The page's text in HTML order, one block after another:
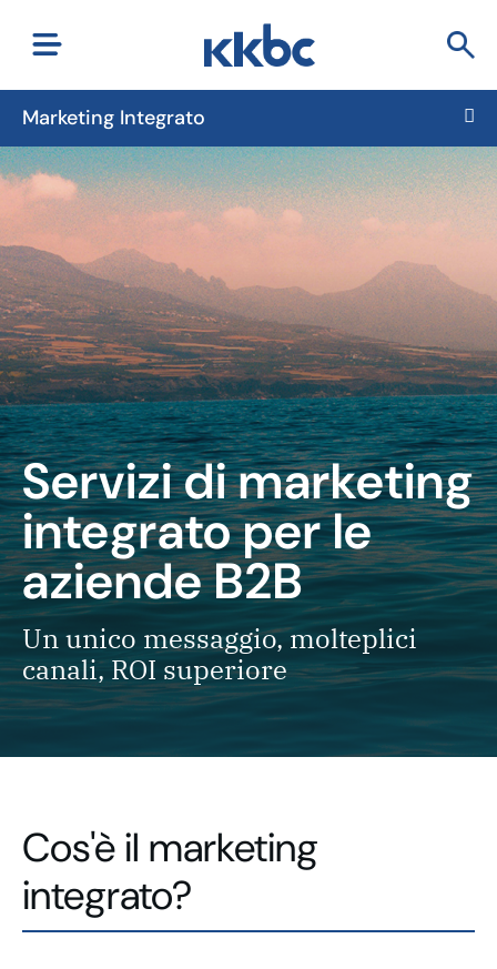
Marketing Integrato
Servizi di marketing
integrato per le
aziende B2B
Un unico messaggio, molteplici
canali, ROI superiore
Cos'è il marketing
integrato?